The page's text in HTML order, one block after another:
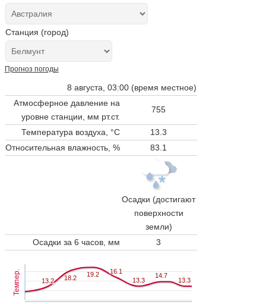
Станция (город)
Прогноз погоды
8 августа, 03:00 (время местное)
Атмосферное давление на
уровне станции, мм рт.ст.
755
Температура воздуха, °C
13.3
Относительная влажность, %
83.1
Осадки (достигают
поверхности
земли)
Осадки за 6 часов, мм
3
Темпер. 13.2
13.2 18.2
18.2 19.2
19.2 16.1
16.1
13.3
13.3
14.7
14.7
13.3
13.3